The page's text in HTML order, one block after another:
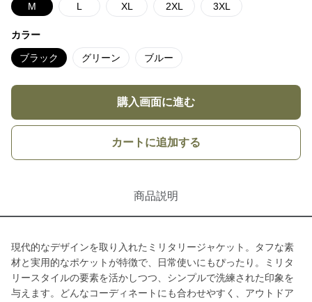
M L XL 2XL 3XL
カラー
ブラック グリーン ブルー
購入画面に進む
カートに追加する
商品説明
現代的なデザインを取り入れたミリタリージャケット。タフな素
材と実用的なポケットが特徴で、日常使いにもぴったり。ミリタ
リースタイルの要素を活かしつつ、シンプルで洗練された印象を
与えます。どんなコーディネートにも合わせやすく、アウトドア